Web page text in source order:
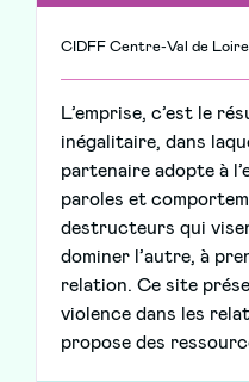
CIDFF Centre-Val de
L’emprise, c’est le
inégalitaire, dans
partenaire adopte à
paroles et
destructeurs qui
dominer l’autre, à
relation. Ce site
violence dans les
propose des